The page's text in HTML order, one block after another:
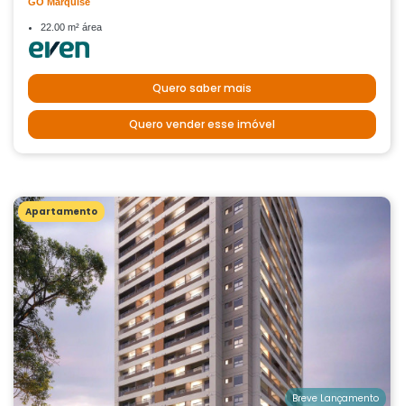
22.00 m² área
Quero saber mais
Quero vender esse imóvel
Apartamento
Breve Lançamento